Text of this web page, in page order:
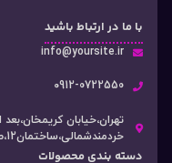
با ما در ارتباط باشید
info@yoursite.ir
۰912-0722550
تهران،خیابان کریمخان،بعد
خردمندشمالی،ساختمان12،طبقه3
دسته‌ بندی محصولات